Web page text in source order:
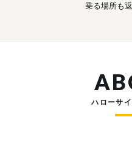
乗る場所も
ハローサ